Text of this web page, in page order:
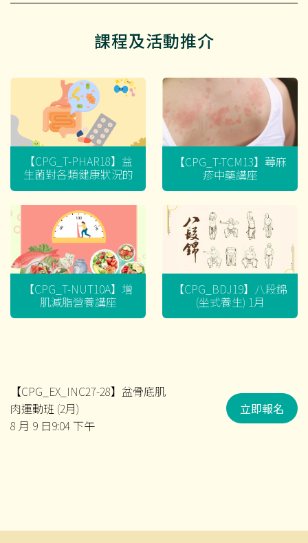
課程及活動推介
【CPG_T-PHAR18】益
生菌對各類健康狀況的
迷思
【CPG_T-TCM13】蕁麻
疹中藥講座
【CPG_T-NUT10A】增
肌減脂營養講座
【CPG_BDJ19】八段錦
(坐式養生) 1月
【CPG_EX_INC27-28】盆骨底肌
肉運動班 (2月)
8 月 9 日9:04 下午
立即報名